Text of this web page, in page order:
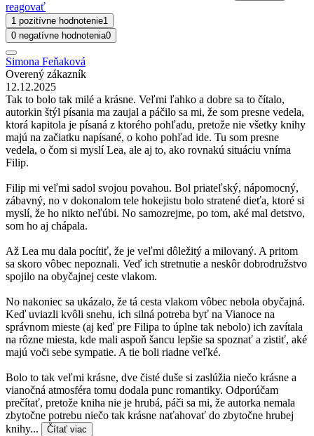
reagovať
1 pozitívne hodnotenie1
0 negatívne hodnotenia0
Simona Feňaková
Overený zákazník
12.12.2025
Tak to bolo tak milé a krásne. Veľmi ľahko a dobre sa to čítalo,
autorkin štýl písania ma zaujal a páčilo sa mi, že som presne vedela,
ktorá kapitola je písaná z ktorého pohľadu, pretože nie všetky knihy
majú na začiatku napísané, o koho pohľad ide. Tu som presne
vedela, o čom si myslí Lea, ale aj to, ako rovnakú situáciu vníma
Filip.
Filip mi veľmi sadol svojou povahou. Bol priateľský, nápomocný,
zábavný, no v dokonalom tele hokejistu bolo stratené dieťa, ktoré si
myslí, že ho nikto neľúbi. No samozrejme, po tom, aké mal detstvo,
som ho aj chápala.
Až Lea mu dala pocítiť, že je veľmi dôležitý a milovaný. A pritom
sa skoro vôbec nepoznali. Veď ich stretnutie a neskôr dobrodružstvo
spojilo na obyčajnej ceste vlakom.
No nakoniec sa ukázalo, že tá cesta vlakom vôbec nebola obyčajná.
Keď uviazli kvôli snehu, ich silná potreba byť na Vianoce na
správnom mieste (aj keď pre Filipa to úplne tak nebolo) ich zavítala
na rôzne miesta, kde mali aspoň šancu lepšie sa spoznať a zistiť, aké
majú voči sebe sympatie. A tie boli riadne veľké.
Bolo to tak veľmi krásne, dve čisté duše si zaslúžia niečo krásne a
vianočná atmosféra tomu dodala punc romantiky. Odporúčam
prečítať, pretože kniha nie je hrubá, páči sa mi, že autorka nemala
zbytočne potrebu niečo tak krásne naťahovať do zbytočne hrubej
knihy...
Čítať viac